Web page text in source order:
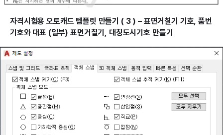
자격시험용 오토캐드 템플릿 만들기 ( 3 ) – 표면거칠기 기호, 품번
기호와 대표 (일부) 표면거칠기, 대칭도시기호 만들기